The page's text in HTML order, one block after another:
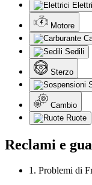
Motore
Sedili
Sterzo
Cambio
Ruote
Reclami e
1. Problemi di